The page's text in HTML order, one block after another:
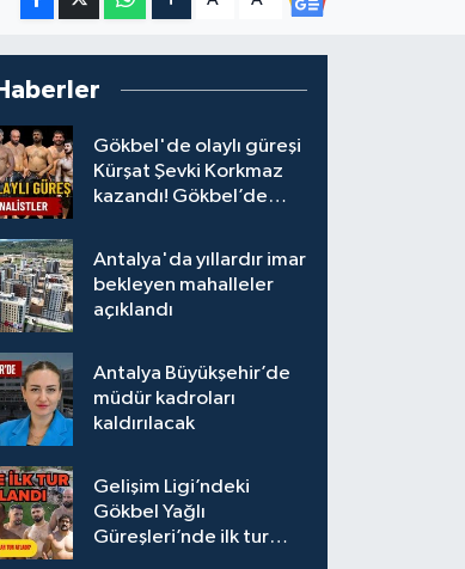
Gökbel'de olaylı güreşi
Kürşat Şevki Korkmaz
kazandı! Gökbel’de
Gürbüz elendi!
Antalya'da yıllardır imar
bekleyen mahalleler
açıklandı
Antalya Büyükşehir’de
müdür kadroları
kaldırılacak
Gelişim Ligi’ndeki
Gökbel Yağlı
Güreşleri’nde ilk tur